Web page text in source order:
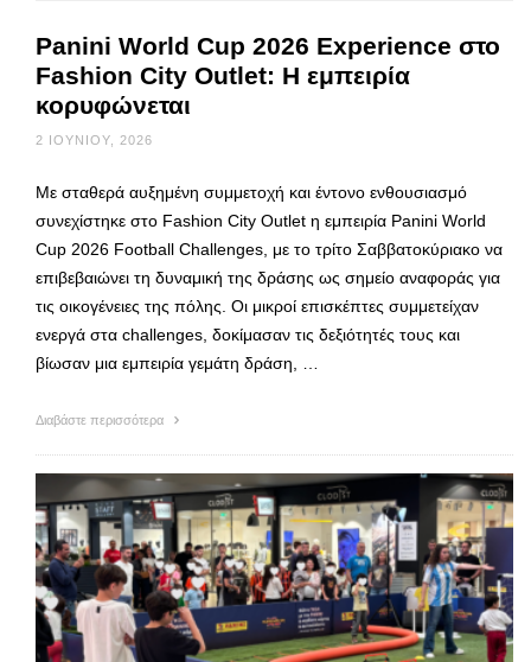
Panini World Cup 2026 Experience στο
Fashion City Outlet: Η εμπειρία
κορυφώνεται
2 ΙΟΥΝΊΟΥ, 2026
Με σταθερά αυξημένη συμμετοχή και έντονο ενθουσιασμό
συνεχίστηκε στο Fashion City Outlet η εμπειρία Panini World
Cup 2026 Football Challenges, με το τρίτο Σαββατοκύριακο να
επιβεβαιώνει τη δυναμική της δράσης ως σημείο αναφοράς για
τις οικογένειες της πόλης. Οι μικροί επισκέπτες συμμετείχαν
ενεργά στα challenges, δοκίμασαν τις δεξιότητές τους και
βίωσαν μια εμπειρία γεμάτη δράση, …
Διαβάστε περισσότερα